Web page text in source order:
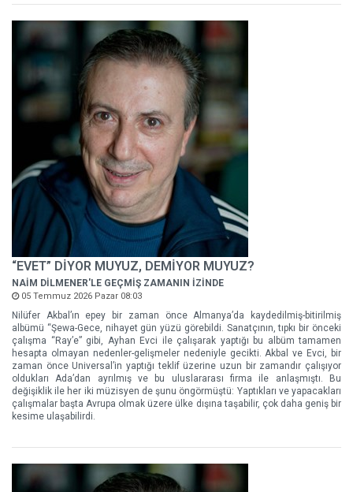
“EVET” DİYOR MUYUZ, DEMİYOR MUYUZ?
NAİM DİLMENER'LE GEÇMİŞ ZAMANIN İZİNDE
05 Temmuz 2026 Pazar 08:03
Nilüfer Akbal’ın epey bir zaman önce Almanya’da kaydedilmiş-bitirilmiş
albümü “Şewa-Gece, nihayet gün yüzü görebildi. Sanatçının, tıpkı bir önceki
çalışma “Ray’e” gibi, Ayhan Evci ile çalışarak yaptığı bu albüm tamamen
hesapta olmayan nedenler-gelişmeler nedeniyle gecikti. Akbal ve Evci, bir
zaman önce Universal’in yaptığı teklif üzerine uzun bir zamandır çalışıyor
oldukları Ada’dan ayrılmış ve bu uluslararası firma ile anlaşmıştı. Bu
değişiklik ile her iki müzisyen de şunu öngörmüştü: Yaptıkları ve yapacakları
çalışmalar başta Avrupa olmak üzere ülke dışına taşabilir, çok daha geniş bir
kesime ulaşabilirdi.